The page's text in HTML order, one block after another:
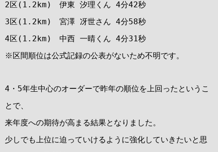
2区(1.2km) 伊東 汐理くん 4分42秒
3区(1.2km) 宮澤 冴世さん 4分58秒
4区(1.2km) 中西 一晴くん 4分31秒
※区間順位は公式記録の公表がないため不明です。
4・5年生中心のオーダーで昨年の順位を上回ったというこ
とで、
来年度への期待が高まる結果となりました。
少しでも上位に迫っていけるように強化していきたいと思